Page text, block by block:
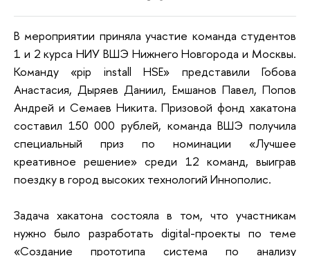
В мероприятии приняла участие команда студентов
1 и 2 курса НИУ ВШЭ Нижнего Новгорода и Москвы.
Команду «pip install HSE» представили Гобова
Анастасия, Дыряев Даниил, Емшанов Павел, Попов
Андрей и Семаев Никита. Призовой фонд хакатона
составил 150 000 рублей, команда ВШЭ получила
специальный приз по номинации «Лучшее
креативное решение» среди 12 команд, выиграв
поездку в город высоких технологий Иннополис.
Задача хакатона состояла в том, что участникам
нужно было разработать digital-проекты по теме
«Создание прототипа система по анализу